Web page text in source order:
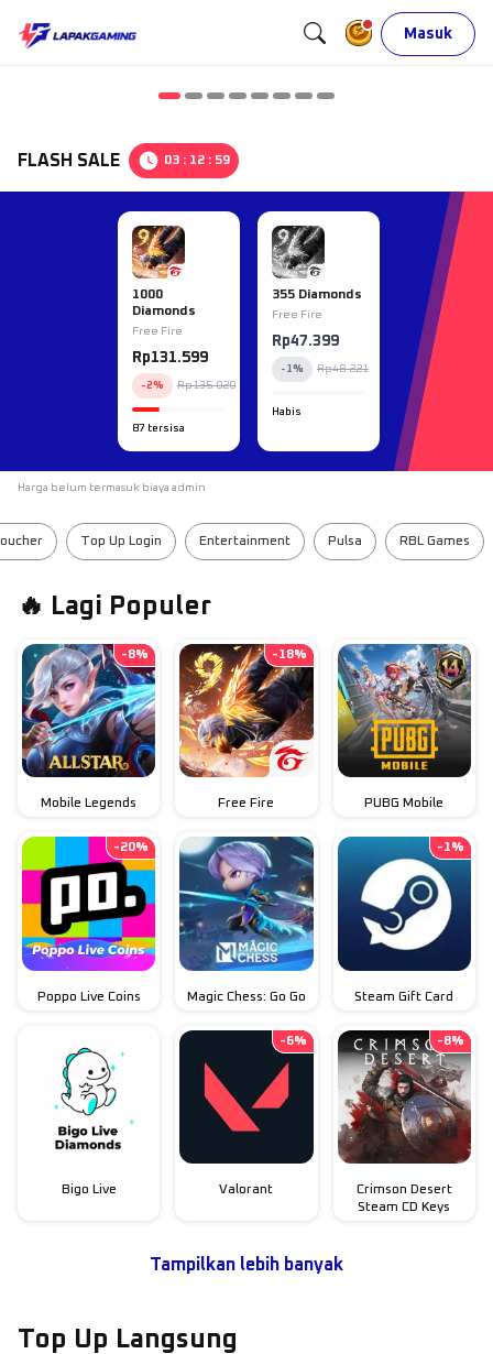
Masuk
FLASH SALE 03 : 12 : 58
1000
Diamonds
Free Fire
Rp131.599
-2% Rp135.020
87 tersisa
355 Diamonds
Free Fire
Rp47.399
- 1% Rp48.221
Habis
Harga belum termasuk biaya admin
Top Up Login Entertainment Pulsa RBL Games
🔥 Lagi Populer
-8%
Mobile Legends
-18%
Free Fire PUBG Mobile
-20%
Poppo Live Coins Magic Chess: Go Go
-1%
Steam Gift Card
Bigo Live
-6%
Valorant
-8%
Crimson Desert
Steam CD Keys
Tampilkan lebih banyak
Top Up Langsung